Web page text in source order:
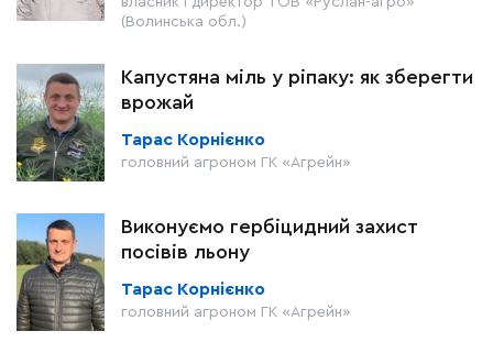
(Волинська обл.)
Капустяна міль у ріпаку: як зберегти
врожай
Тарас Корнієнко
головний агроном ГК «Агрейн»
Виконуємо гербіцидний захист
посівів льону
Тарас Корнієнко
головний агроном ГК «Агрейн»